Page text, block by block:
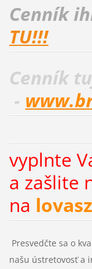
Cenník
TU!!!
Cenník
-
vyplnte
a zašlite
na
Presvedčte sa o
našu ústretovosť a